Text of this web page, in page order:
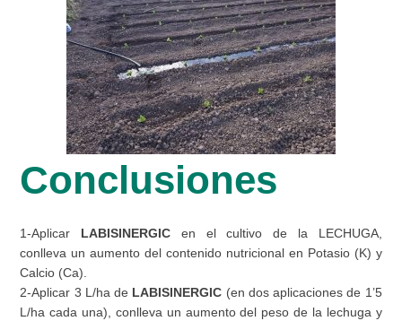
Conclusiones
1-Aplicar LABISINERGIC en el cultivo de la LECHUGA,
conlleva un aumento del contenido nutricional en Potasio (K) y
Calcio (Ca).
2-Aplicar 3 L/ha de LABISINERGIC (en dos aplicaciones de 1’5
L/ha cada una), conlleva un aumento del peso de la lechuga y